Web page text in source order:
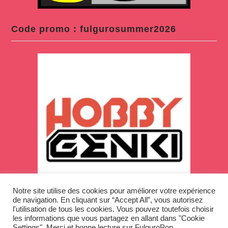
Code promo : fulgurosummer2026
Notre site utilise des cookies pour améliorer votre expérience
de navigation. En cliquant sur “Accept All”, vous autorisez
l'utilisation de tous les cookies. Vous pouvez toutefois choisir
les informations que vous partagez en allant dans "Cookie